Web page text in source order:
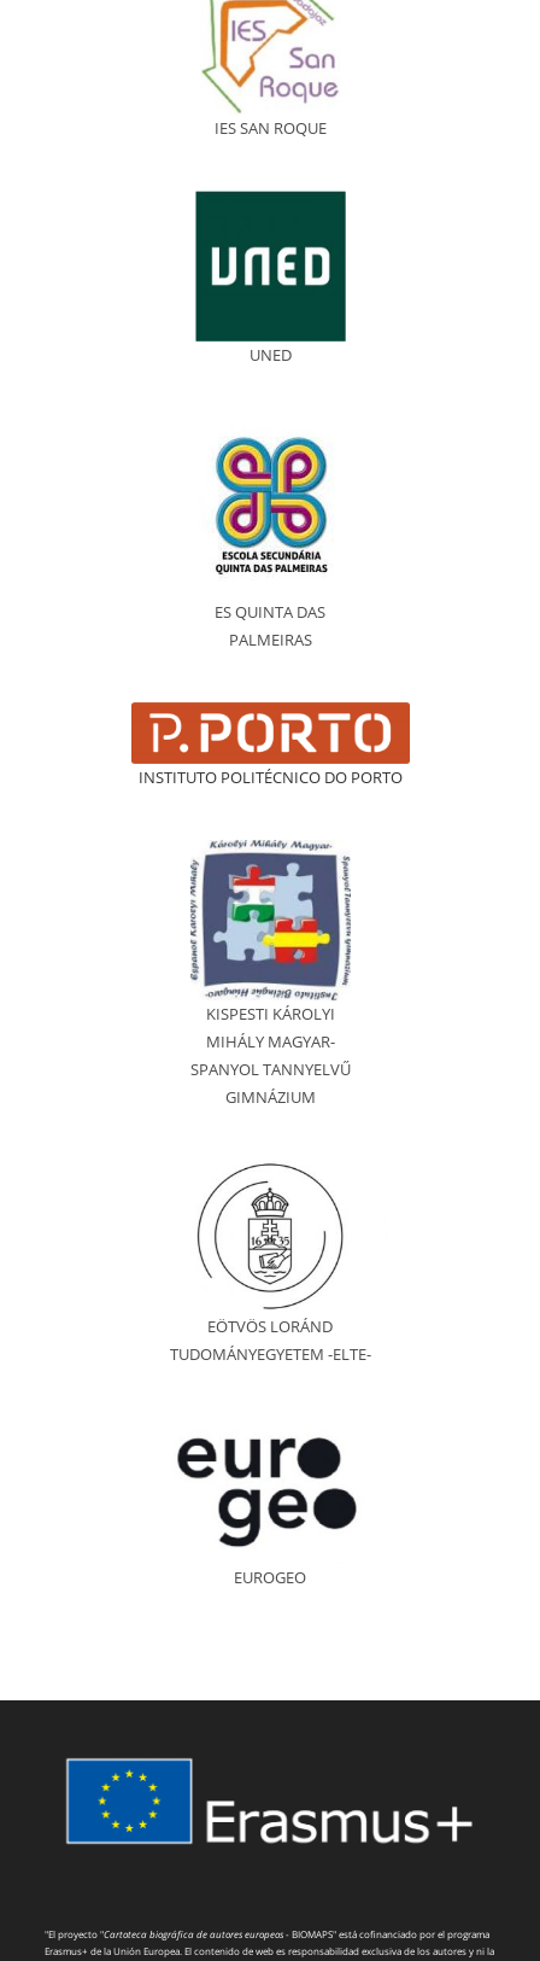
IES SAN ROQUE
UNED
ES QUINTA DAS
PALMEIRAS
INSTITUTO POLITÉCNICO DO PORTO
KISPESTI KÁROLYI
MIHÁLY MAGYAR-
SPANYOL TANNYELVŰ
GIMNÁZIUM
EÖTVÖS LORÁND
TUDOMÁNYEGYETEM -ELTE-
EUROGEO
"El proyecto "Cartoteca biográfica de autores europeos- BIOMAPS" está cofinanciado por el programa
Erasmus+ de la Unión Europea. El contenido de web es responsabilidad exclusiva de los autores y ni la